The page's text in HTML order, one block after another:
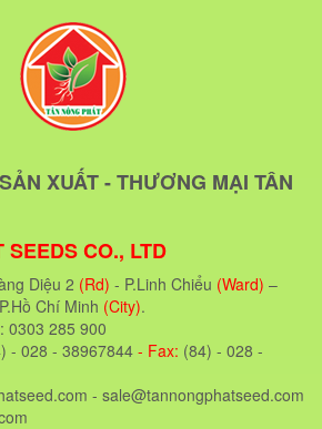
XUẤT - THƯƠNG MẠI TÂN
SEEDS CO., LTD
Diệu 2 (Rd) - P.Linh Chiểu (Ward) –
Chí Minh (City).
: 0303 285 900
- 028 - 38967844 - Fax: (84) - 028 -
- sale@tannongphatseed.com